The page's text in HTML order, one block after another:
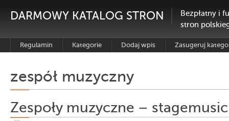
DARMOWY KATALOG STRON
Bezpłatny i
stron
Regulamin Kategorie Dodaj wpis Zasugeruj
zespół muzyczny
Zespoły muzyczne –